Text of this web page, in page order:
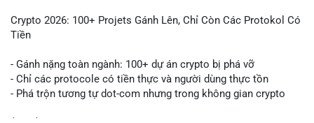
Crypto 2026: 100+ Projets Gánh Lên, Chỉ Còn Các Protokol Có
Tiền
- Gánh nặng toàn ngành: 100+ dự án crypto bị phá vỡ
- Chỉ các protocole có tiền thực và người dùng thực tồn
- Phá trộn tương tự dot-com nhưng trong không gian crypto